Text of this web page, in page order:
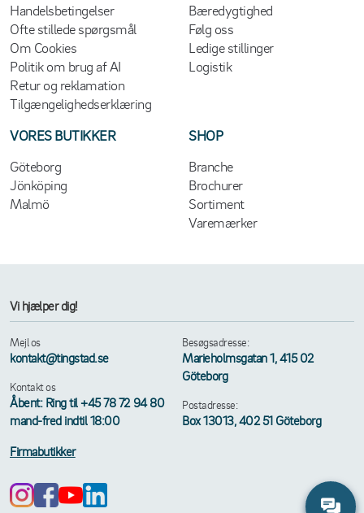
Handelsbetingelser
Ofte stillede spørgsmål
Om Cookies
Politik om brug af AI
Retur og reklamation
Tilgængelighedserklæring
Bæredygtighed
Følg oss
Ledige stillinger
Logistik
VORES BUTIKKER
Göteborg
Jönköping
Malmö
SHOP
Branche
Brochurer
Sortiment
Varemærker
Vi hjælper dig!
Mejl os
kontakt@tingstad.se
Kontakt os
Åbent: Ring til +45 78 72 94 80
mand-fred indtil 18:00
Besøgsadresse:
Marieholmsgatan 1, 415 02
Göteborg
Postadresse:
Box 13013, 402 51 Göteborg
Firmabutikker